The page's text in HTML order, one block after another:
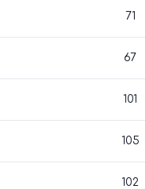
71
67
101
105
102